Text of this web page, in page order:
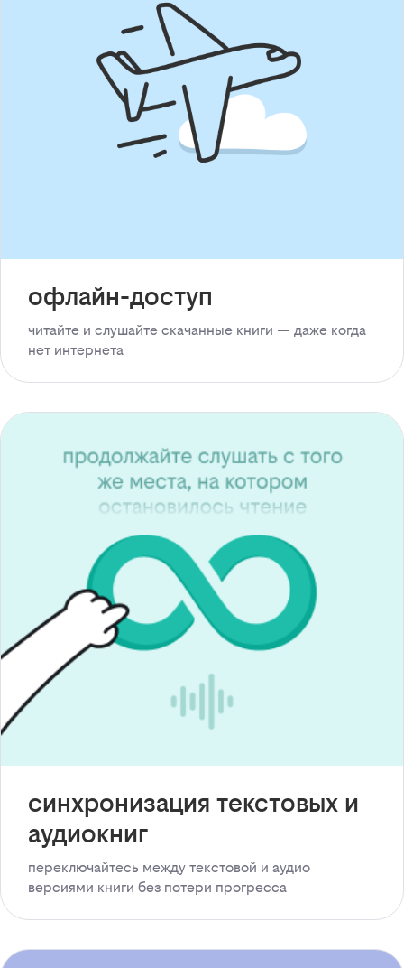
офлайн-доступ
читайте и слушайте скачанные книги — даже когда
нет интернета
синхронизация текстовых и
аудиокниг
переключайтесь между текстовой и аудио
версиями книги без потери прогресса